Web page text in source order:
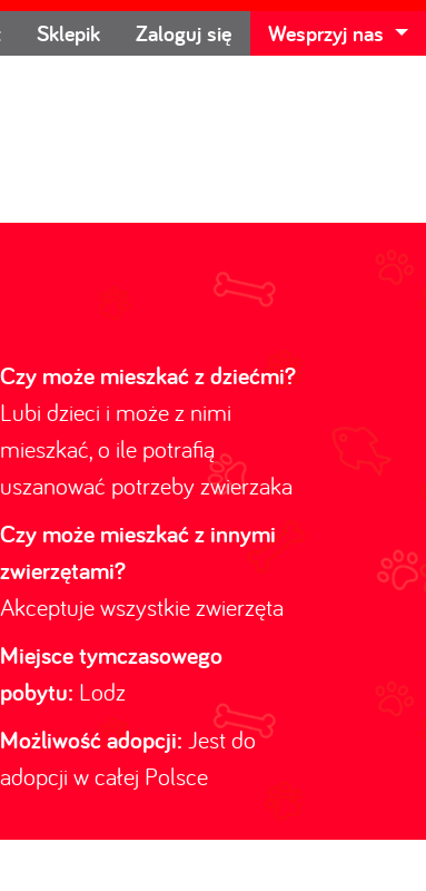
Sklepik Zaloguj się Wesprzyj nas
Czy może mieszkać z dziećmi?
Lubi dzieci i może z nimi
mieszkać, o ile potrafią
uszanować potrzeby zwierzaka
Czy może mieszkać z innymi
zwierzętami?
Akceptuje wszystkie zwierzęta
Miejsce tymczasowego
pobytu: Lodz
Możliwość adopcji: Jest do
adopcji w całej Polsce